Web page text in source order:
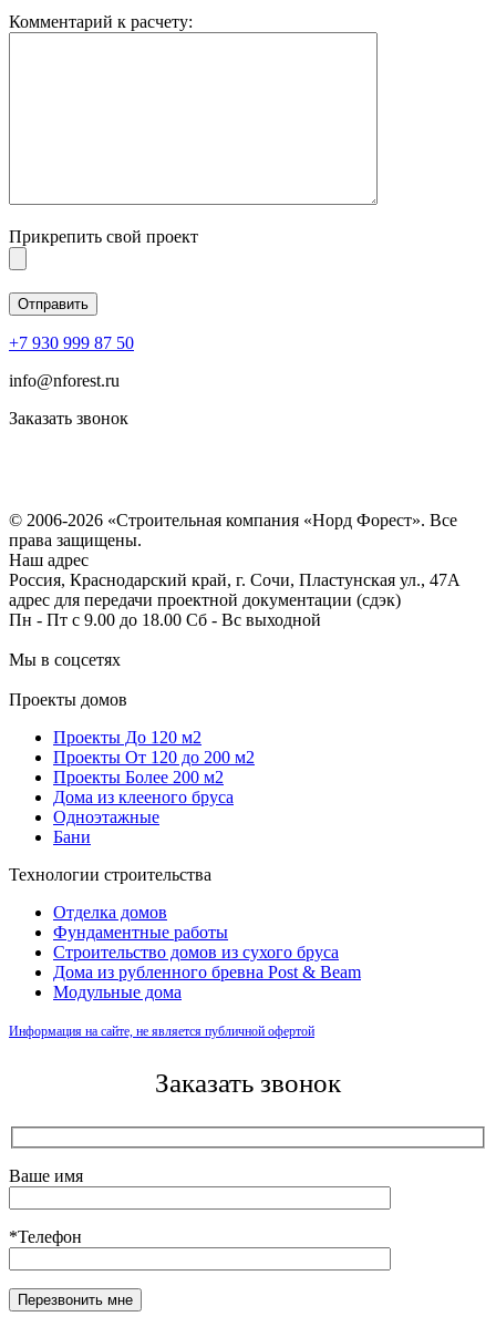
Комментарий к расчету:
Прикрепить свой проект
+7 930 999 87 50
info@nforest.ru
Заказать звонок
© 2006-2026 «Строительная компания «Норд Форест». Все
права защищены.
Наш адрес
Россия, Краснодарский край, г. Сочи, Пластунская ул., 47А
адрес для передачи проектной документации (сдэк)
Пн - Пт с 9.00 до 18.00 Сб - Вс выходной
Мы в соцсетях
Проекты домов
Проекты До 120 м2
Проекты От 120 до 200 м2
Проекты Более 200 м2
Дома из клееного бруса
Одноэтажные
Бани
Технологии строительства
Отделка домов
Фундаментные работы
Строительство домов из сухого бруса
Дома из рубленного бревна Post & Beam
Модульные дома
Информация на сайте, не является публичной офертой
Заказать звонок
Ваше имя
*Телефон
Оставьте это поле пустым.